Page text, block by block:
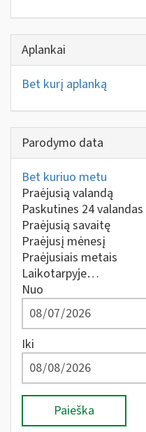
Aplankai
Bet kurį aplanką
Parodymo data
Bet kuriuo metu
Praėjusią valandą
Paskutines 24 valandas
Praėjusią savaitę
Praėjusį mėnesį
Praėjusiais metais
Laikotarpyje…
Nuo
Iki
Paieška